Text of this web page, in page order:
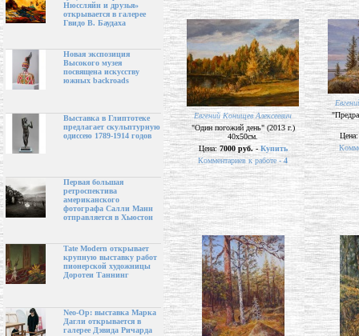
Нюссляйн и друзья»
открывается в галерее
Гвидо В. Баудаха
Новая экспозиция
Высокого музея
посвящена искусству
южных backroads
Выставка в Глиптотеке
предлагает скульптурную
одиссею 1789-1914 годов
Первая большая
ретроспектива
американского
фотографа Салли Манн
отправляется в Хьюстон
Tate Modern открывает
крупную выставку работ
пионерской художницы
Доротеи Таннинг
Neo-Op: выставка Марка
Дагли открывается в
галерее Дэвида Ричарда
Евгений Конищев Алексеевич
"Один погожий день" (2013 г.)
40х50см.
Цена:7000 руб. -Купить
Комментариев к работе -4